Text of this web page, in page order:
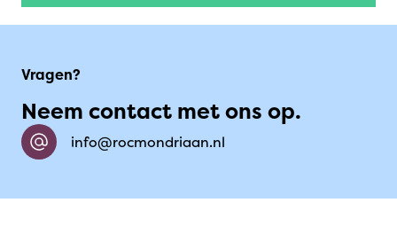
Vragen?
Neem contact met ons op.
info@rocmondriaan.nl